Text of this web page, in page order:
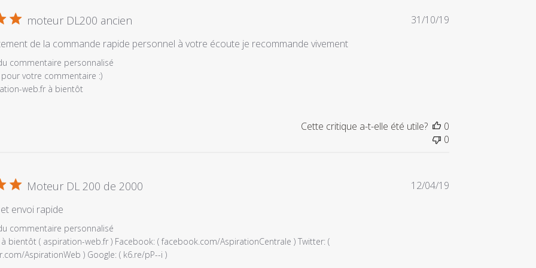
moteur DL200 ancien
de la commande rapide personnel à votre écoute je recommande vivement
commentaire personnalisé
votre commentaire :)
web.fr à bientôt
Date
31/10/19
Cette critique a-t-elle été utile?
0
0
Moteur DL 200 de 2000
envoi rapide
commentaire personnalisé
bientôt ( aspiration-web.fr ) Facebook: ( facebook.com/AspirationCentrale ) Twitter: (
AspirationWeb ) Google: ( k6.re/pP--i )
Date
12/04/19